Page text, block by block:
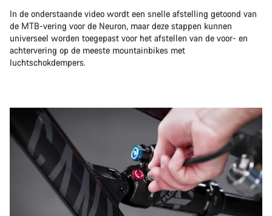
In de onderstaande video wordt een snelle afstelling getoond van
de MTB-vering voor de Neuron, maar deze stappen kunnen
universeel worden toegepast voor het afstellen van de voor- en
achtervering op de meeste mountainbikes met
luchtschokdempers.